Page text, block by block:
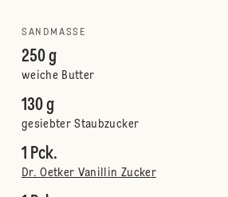
SANDMASSE
250 g
weiche Butter
130 g
gesiebter Staubzucker
1 Pck.
Dr. Oetker Vanillin Zucker